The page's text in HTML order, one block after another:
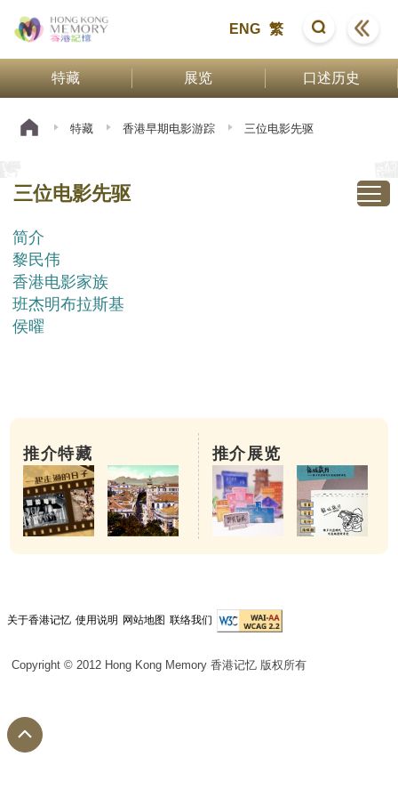
ENG 繁
特藏 展览 口述历史
特藏 香港早期电影游踪 三位电影先驱
三位电影先驱
简介
黎民伟
香港电影家族
班杰明布拉斯基
侯曜
推介特藏 推介展览
关于香港记忆 使用说明 网站地图 联络我们
Copyright © 2012 Hong Kong Memory 香港记忆 版权所有